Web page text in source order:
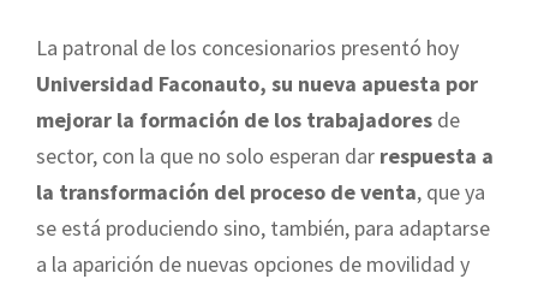
La patronal de los concesionarios presentó hoy
Universidad Faconauto, su nueva apuesta por
mejorar la formación de los trabajadores de
sector, con la que no solo esperan dar respuesta a
la transformación del proceso de venta, que ya
se está produciendo sino, también, para adaptarse
a la aparición de nuevas opciones de movilidad y